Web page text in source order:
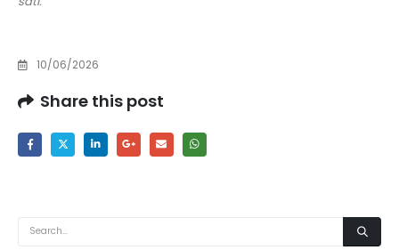
10/06/2026
Share this post